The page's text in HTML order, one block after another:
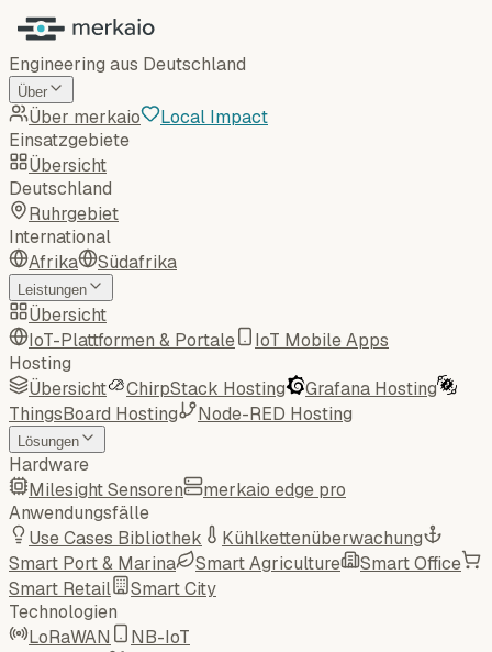
Engineering aus Deutschland
Über
Über merkaio
Local Impact
Einsatzgebiete
Übersicht
Deutschland
Ruhrgebiet
International
Afrika
Südafrika
Leistungen
Übersicht
IoT-Plattformen & Portale
IoT Mobile Apps
Hosting
Übersicht
ChirpStack Hosting
Grafana Hosting
ThingsBoard Hosting
Node-RED Hosting
Lösungen
Hardware
Milesight Sensoren
merkaio edge pro
Anwendungsfälle
Use Cases Bibliothek
Kühlkettenüberwachung
Smart Port & Marina
Smart Agriculture
Smart Office
Smart Retail
Smart City
Technologien
LoRaWAN
NB-IoT